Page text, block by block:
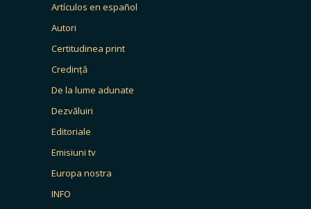
Artículos en español
Autori
Certitudinea print
Credință
De la lume adunate
Dezvăluiri
Editoriale
Emisiuni tv
Europa nostra
INFO